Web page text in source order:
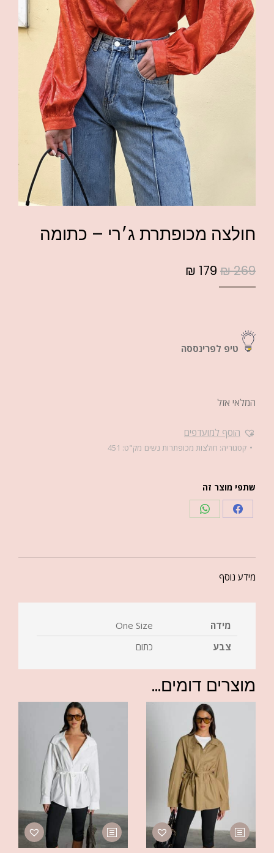
חולצה מכופתרת ג׳רי – כתומה
₪269
₪ 179
טיפ לפרינססה
המלאי אזל
הוסף למועדפים
קטגוריה: חולצות מכופתרות נשים מק"ט: 451
שתפי מוצר זה
מידע נוסף
מידה
One Size
צבע
כתום
מוצרים דומים...